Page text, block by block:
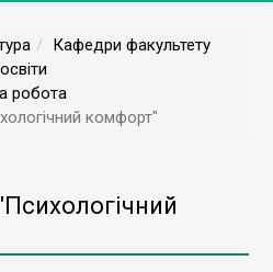
Кафедри факультету
робота
комфорт"